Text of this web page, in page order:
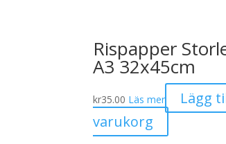
Rispapper
A3 32x45cm
kr35.00 Läs mer
Lägg
varukorg